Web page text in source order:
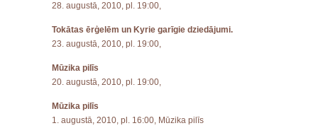
28. augustā, 2010, pl. 19:00,
Tokātas ērģelēm un Kyrie garīgie dziedājumi.
23. augustā, 2010, pl. 19:00,
Mūzika pilīs
20. augustā, 2010, pl. 19:00,
Mūzika pilīs
1. augustā, 2010, pl. 16:00, Mūzika pilīs